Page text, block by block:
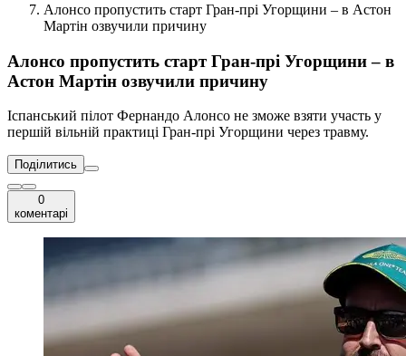
Алонсо пропустить старт Гран-прі Угорщини – в Астон
Мартін озвучили причину
Алонсо пропустить старт Гран-прі Угорщини – в
Астон Мартін озвучили причину
Іспанський пілот Фернандо Алонсо не зможе взяти участь у
першій вільній практиці Гран-прі Угорщини через травму.
Поділитись
0
коментарі